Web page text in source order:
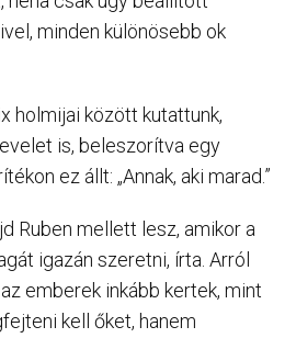
minden különösebb ok
holmijai között kutattunk,
is, beleszorítva egy
ez állt: „Annak, aki marad.”
Ruben mellett lesz, amikor a
igazán szeretni, írta. Arról
emberek inkább kertek, mint
kell őket, hanem